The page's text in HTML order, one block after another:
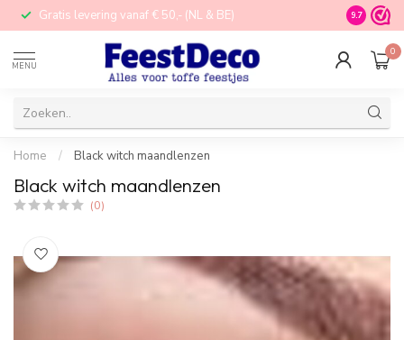
Gratis levering vanaf € 50,- (NL & BE) STORE in
9.7
MENU
0
Home / Black witch maandlenzen
Black witch maandlenzen
(0)